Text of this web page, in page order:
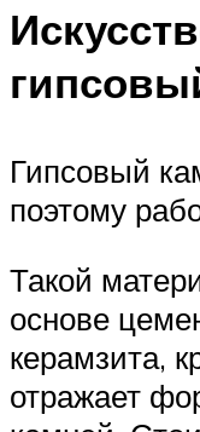
Гипсовый
поэтому
Такой
основе
керамзита,
отражает